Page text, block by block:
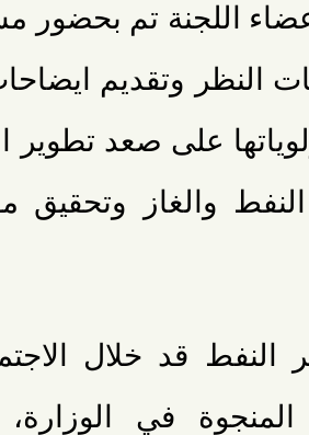
اللجنة تم بحضور
النظر وتقديم
على صعد تطوير
النفط والغاز وتحقيق
قد خلال
في الوزارة،